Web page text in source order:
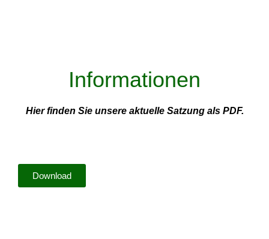
Informationen
Hier finden Sie unsere aktuelle Satzung als PDF.
Download